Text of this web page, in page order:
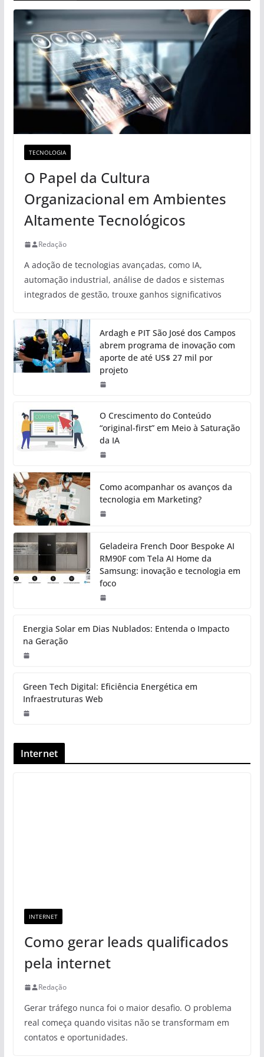
TECNOLOGIA
O Papel da Cultura
Organizacional em Ambientes
Altamente Tecnológicos
Redação
A adoção de tecnologias avançadas, como IA,
automação industrial, análise de dados e sistemas
integrados de gestão, trouxe ganhos significativos
Ardagh e PIT São José dos Campos
abrem programa de inovação com
aporte de até US$ 27 mil por
projeto
O Crescimento do Conteúdo
“original-first” em Meio à Saturação
da IA
Como acompanhar os avanços da
tecnologia em Marketing?
Geladeira French Door Bespoke AI
RM90F com Tela AI Home da
Samsung: inovação e tecnologia em
foco
Energia Solar em Dias Nublados: Entenda o Impacto
na Geração
Green Tech Digital: Eficiência Energética em
Infraestruturas Web
Internet
INTERNET
Como gerar leads qualificados
pela internet
Redação
Gerar tráfego nunca foi o maior desafio. O problema
real começa quando visitas não se transformam em
contatos e oportunidades.